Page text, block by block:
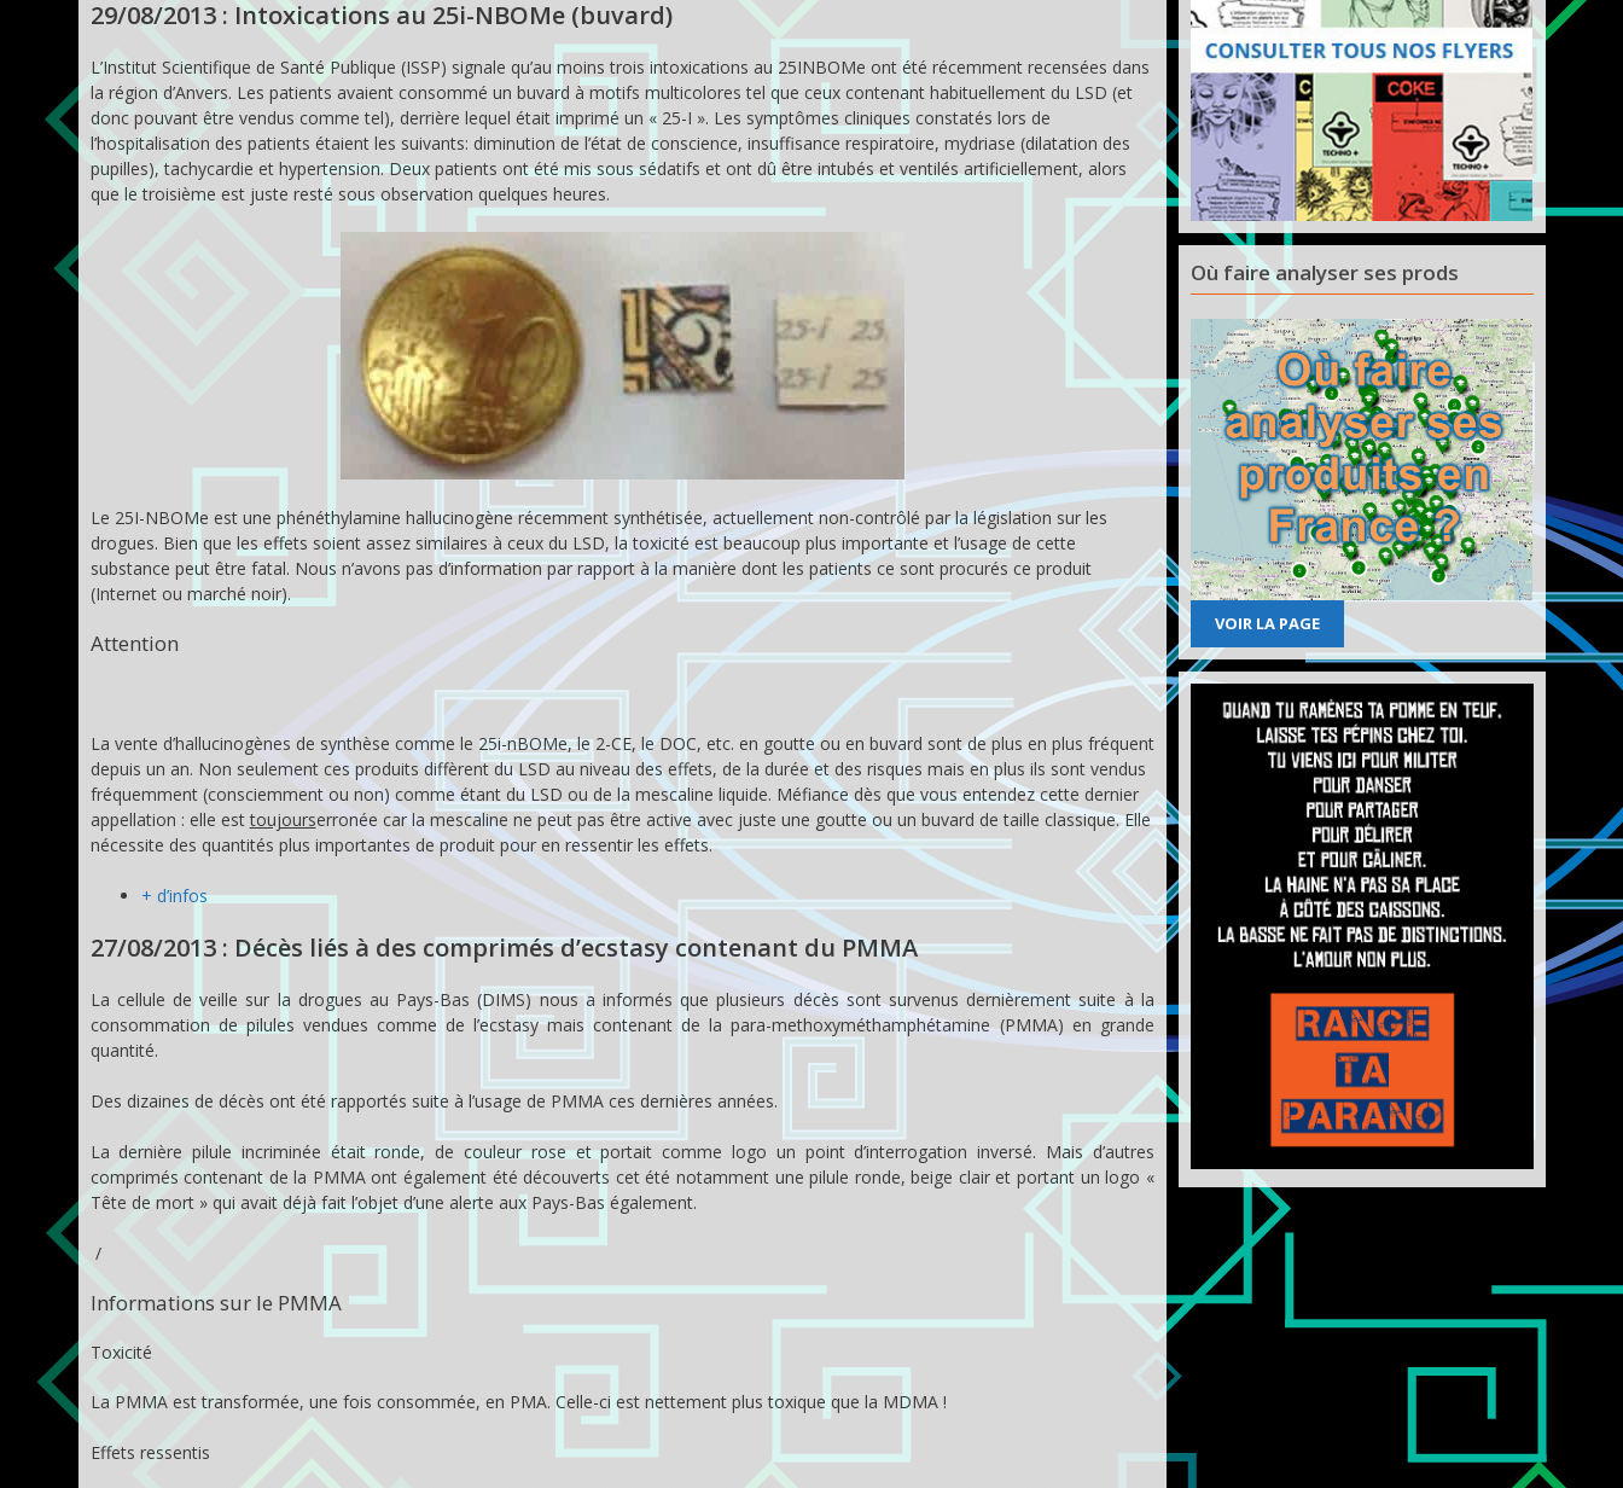
29/08/2013 : Intoxications au 25i-NBOMe (buvard)
L’Institut Scientifique de Santé Publique (ISSP) signale qu’au moins trois intoxications au 25INBOMe ont été récemment recensées dans
la région d’Anvers. Les patients avaient consommé un buvard à motifs multicolores tel que ceux contenant habituellement du LSD (et
donc pouvant être vendus comme tel), derrière lequel était imprimé un « 25-I ». Les symptômes cliniques constatés lors de
l’hospitalisation des patients étaient les suivants: diminution de l’état de conscience, insuffisance respiratoire, mydriase (dilatation des
pupilles), tachycardie et hypertension. Deux patients ont été mis sous sédatifs et ont dû être intubés et ventilés artificiellement, alors
que le troisième est juste resté sous observation quelques heures.
Le 25I-NBOMe est une phénéthylamine hallucinogène récemment synthétisée, actuellement non-contrôlé par la législation sur les
drogues. Bien que les effets soient assez similaires à ceux du LSD, la toxicité est beaucoup plus importante et l’usage de cette
substance peut être fatal. Nous n’avons pas d’information par rapport à la manière dont les patients ce sont procurés ce produit
(Internet ou marché noir).
Attention
La vente d’hallucinogènes de synthèse comme le 25i-nBOMe, le 2-CE, le DOC, etc. en goutte ou en buvard sont de plus en plus fréquent
depuis un an. Non seulement ces produits diffèrent du LSD au niveau des effets, de la durée et des risques mais en plus ils sont vendus
fréquemment (consciemment ou non) comme étant du LSD ou de la mescaline liquide. Méfiance dès que vous entendez cette dernier
appellation : elle esttoujourserronée car la mescaline ne peut pas être active avec juste une goutte ou un buvard de taille classique. Elle
nécessite des quantités plus importantes de produit pour en ressentir les effets.
+ d’infos
27/08/2013 : Décès liés à des comprimés d’ecstasy contenant du PMMA
La cellule de veille sur la drogues au Pays-Bas (DIMS) nous a informés que plusieurs décès sont survenus dernièrement suite à la
consommation de pilules vendues comme de l’ecstasy mais contenant de la para-methoxyméthamphétamine (PMMA) en grande
quantité.
Des dizaines de décès ont été rapportés suite à l’usage de PMMA ces dernières années.
La dernière pilule incriminée était ronde, de couleur rose et portait comme logo un point d’interrogation inversé. Mais d’autres
comprimés contenant de la PMMA ont également été découverts cet été notamment une pilule ronde, beige clair et portant un logo «
Tête de mort » qui avait déjà fait l’objet d’une alerte aux Pays-Bas également.
/
Informations sur le PMMA
Toxicité
La PMMA est transformée, une fois consommée, en PMA. Celle-ci est nettement plus toxique que la MDMA !
Effets ressentis
Où faire analyser ses prods
VOIR LA PAGE